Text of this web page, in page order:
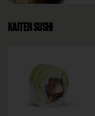
Kaiten Sushi